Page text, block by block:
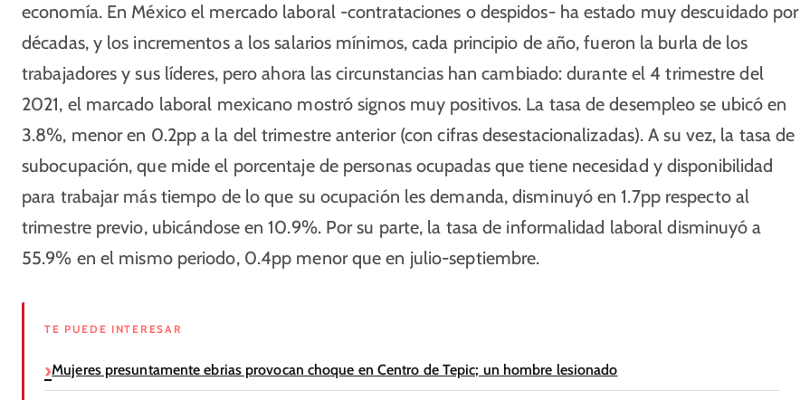
economía. En México el mercado laboral -contrataciones o despidos- ha estado muy descuidado por
décadas, y los incrementos a los salarios mínimos, cada principio de año, fueron la burla de los
trabajadores y sus líderes, pero ahora las circunstancias han cambiado: durante el 4 trimestre del
2021, el marcado laboral mexicano mostró signos muy positivos. La tasa de desempleo se ubicó en
3.8%, menor en 0.2pp a la del trimestre anterior (con cifras desestacionalizadas). A su vez, la tasa de
subocupación, que mide el porcentaje de personas ocupadas que tiene necesidad y disponibilidad
para trabajar más tiempo de lo que su ocupación les demanda, disminuyó en 1.7pp respecto al
trimestre previo, ubicándose en 10.9%. Por su parte, la tasa de informalidad laboral disminuyó a
55.9% en el mismo periodo, 0.4pp menor que en julio-septiembre.
TE PUEDE INTERESAR
Mujeres presuntamente ebrias provocan choque en Centro de Tepic; un hombre lesionado